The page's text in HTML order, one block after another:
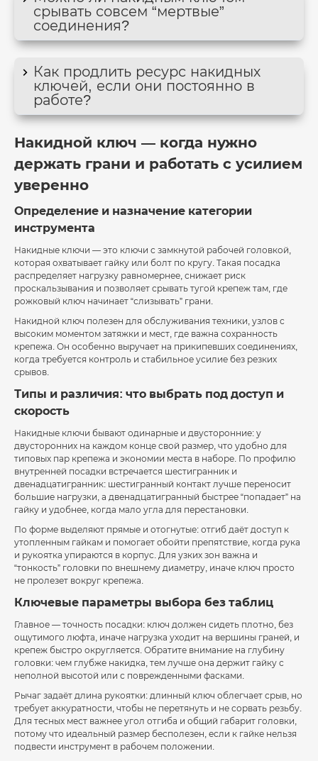
срывать совсем “мертвые”
соединения?
Как продлить ресурс накидных
ключей, если они постоянно в
работе?
Накидной ключ — когда нужно
держать грани и работать с усилием
уверенно
Определение и назначение категории
инструмента
Накидные ключи — это ключи с замкнутой рабочей головкой,
которая охватывает гайку или болт по кругу. Такая посадка
распределяет нагрузку равномернее, снижает риск
проскальзывания и позволяет срывать тугой крепеж там, где
рожковый ключ начинает “слизывать” грани.
Накидной ключ полезен для обслуживания техники, узлов с
высоким моментом затяжки и мест, где важна сохранность
крепежа. Он особенно выручает на прикипевших соединениях,
когда требуется контроль и стабильное усилие без резких
срывов.
Типы и различия: что выбрать под доступ и
скорость
Накидные ключи бывают одинарные и двусторонние: у
двусторонних на каждом конце свой размер, что удобно для
типовых пар крепежа и экономии места в наборе. По профилю
внутренней посадки встречается шестигранник и
двенадцатигранник: шестигранный контакт лучше переносит
большие нагрузки, а двенадцатигранный быстрее “попадает” на
гайку и удобнее, когда мало угла для перестановки.
По форме выделяют прямые и отогнутые: отгиб даёт доступ к
утопленным гайкам и помогает обойти препятствие, когда рука
и рукоятка упираются в корпус. Для узких зон важна и
“тонкость” головки по внешнему диаметру, иначе ключ просто
не пролезет вокруг крепежа.
Ключевые параметры выбора без таблиц
Главное — точность посадки: ключ должен сидеть плотно, без
ощутимого люфта, иначе нагрузка уходит на вершины граней, и
крепеж быстро округляется. Обратите внимание на глубину
головки: чем глубже накидка, тем лучше она держит гайку с
неполной высотой или с поврежденными фасками.
Рычаг задаёт длина рукоятки: длинный ключ облегчает срыв, но
требует аккуратности, чтобы не перетянуть и не сорвать резьбу.
Для тесных мест важнее угол отгиба и общий габарит головки,
потому что идеальный размер бесполезен, если к гайке нельзя
подвести инструмент в рабочем положении.